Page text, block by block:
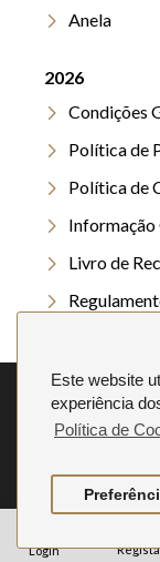
Este website
experiência
Política de
Anela
2026
Condições
Política de
Política de
Livro de
2026. Anela |
Login